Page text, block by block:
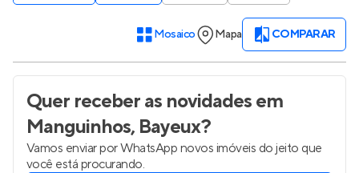
Mosaico Mapa COMPARAR
Quer receber as novidadesem
Manguinhos, Bayeux?
Vamos enviar por WhatsApp novos imóveis do jeito que
você está procurando.